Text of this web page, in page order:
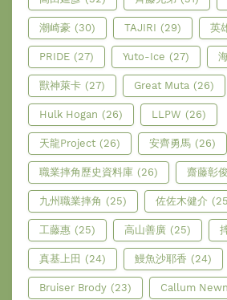
潮崎豪 (30) TAJIRI (29) 英
PRIDE (27) Yuto-Ice (27)
獸神萊卡 (27) Great Muta (26)
Hulk Hogan (26) LLPW (26)
天龍Project (26) 安齊勇馬 (26)
職業摔角歷史資料庫 (26) 齋藤彰俊
九州職業摔角 (25) 佐佐木健介
工藤惠 (25) 高山善廣 (25)
真基上田 (24) 鰻魚沙耶香 (24)
Bruiser Brody (23) Callum